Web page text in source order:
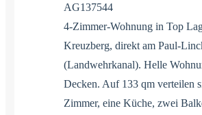
AG137544
4-Zimmer-Wohnung in Top
Kreuzberg, direkt am Paul-
(Landwehrkanal). Helle
Decken. Auf 133 qm verteilen
Zimmer, eine Küche, zwei